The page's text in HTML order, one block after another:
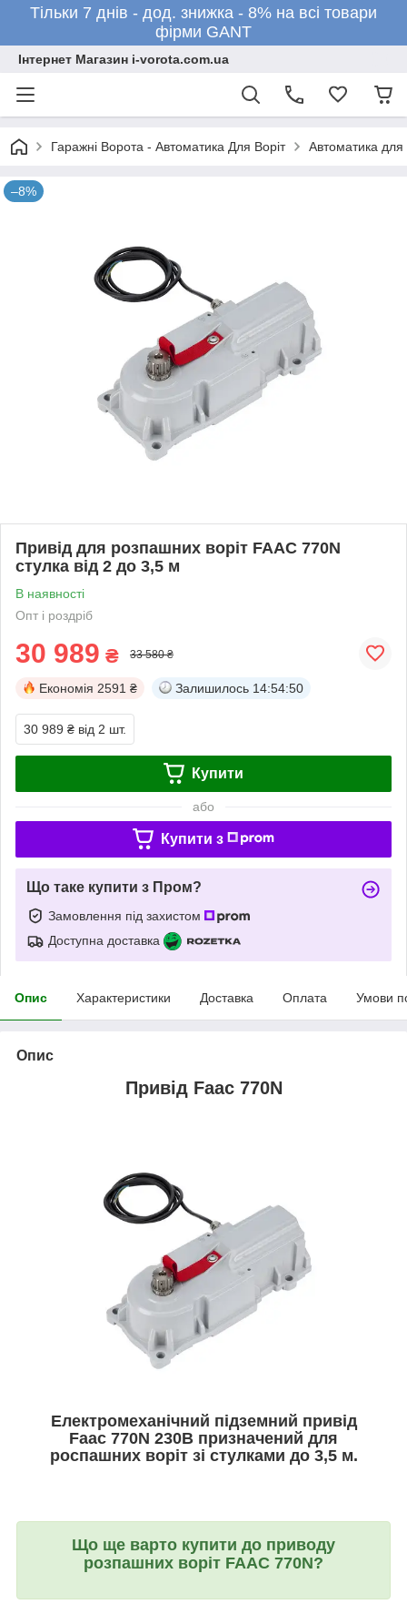
Тільки 7 днів - дод. знижка - 8% на всі товари
фірми GANT
Інтернет Магазин i-vorota.com.ua
Гаражні Ворота - Автоматика Для Воріт Автоматика для
–8%
Привід для розпашних воріт FAAC 770N
стулка від 2 до 3,5 м
В наявності
Опт і роздріб
30 989 ₴ 33 580 ₴
Економія 2591 ₴ Залишилось 14:54:49
30 989 ₴ від 2 шт.
Купити
або
Купити з
Що таке купити з Пром?
Замовлення під захистом
Доступна доставка
Опис Характеристики Доставка Оплата Умови
Опис
Привід Faac 770N
Електромеханічний підземний привід
Faac 770N 230В призначений для
роспашних воріт зі стулками до 3,5 м.
Що ще варто купити до приводу
розпашних воріт FAAC 770N?